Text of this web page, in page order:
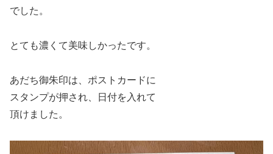
でした。
とても濃くて美味しかったです。
あだち御朱印は、ポストカードに
スタンプが押され、日付を入れて
頂けました。